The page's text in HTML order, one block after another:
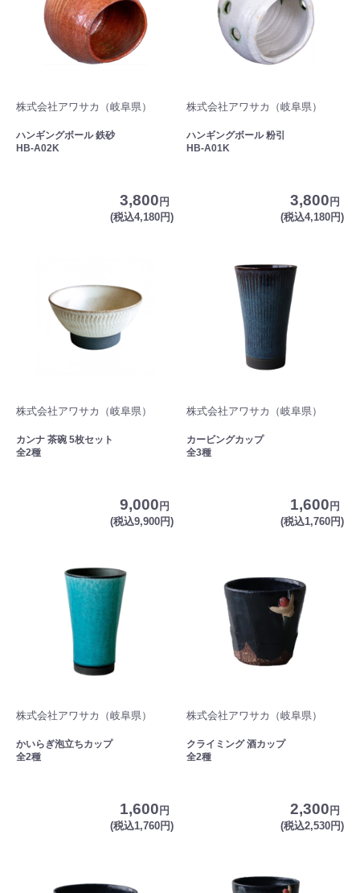
株式会社アワサカ（岐阜県）
ハンギングボール 鉄砂
HB-A02K
3,800 円
(税込4,180円)
株式会社アワサカ（岐阜県）
ハンギングボール 粉引
HB-A01K
3,800 円
(税込4,180円)
株式会社アワサカ（岐阜県）
カンナ 茶碗 5枚セット
全2種
9,000 円
(税込9,900円)
株式会社アワサカ（岐阜県）
カービングカップ
全3種
1,600 円
(税込1,760円)
株式会社アワサカ（岐阜県）
かいらぎ泡立ちカップ
全2種
1,600 円
(税込1,760円)
株式会社アワサカ（岐阜県）
クライミング 酒カップ
全2種
2,300 円
(税込2,530円)